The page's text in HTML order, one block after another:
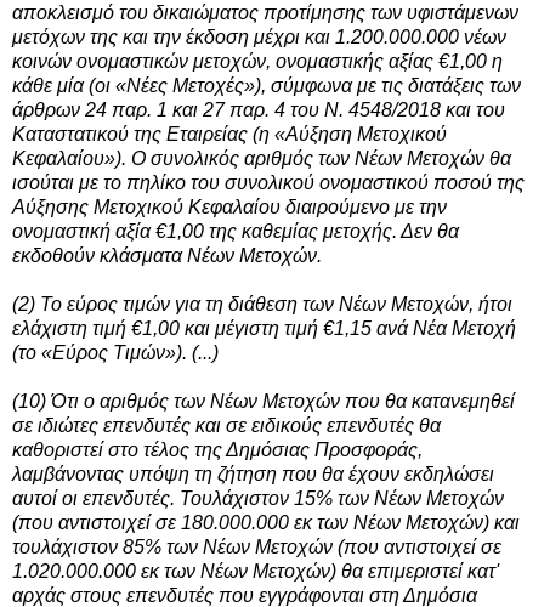
αποκλεισμό του δικαιώματος προτίμησης των υφιστάμενων
μετόχων της και την έκδοση μέχρι και 1.200.000.000 νέων
κοινών ονομαστικών μετοχών, ονομαστικής αξίας €1,00 η
κάθε μία (οι «Νέες Μετοχές»), σύμφωνα με τις διατάξεις των
άρθρων 24 παρ. 1 και 27 παρ. 4 του Ν. 4548/2018 και του
Καταστατικού της Εταιρείας (η «Αύξηση Μετοχικού
Κεφαλαίου»). Ο συνολικός αριθμός των Νέων Μετοχών θα
ισούται με το πηλίκο του συνολικού ονομαστικού ποσού της
Αύξησης Μετοχικού Κεφαλαίου διαιρούμενο με την
ονομαστική αξία €1,00 της καθεμίας μετοχής. Δεν θα
εκδοθούν κλάσματα Νέων Μετοχών.
(2) Το εύρος τιμών για τη διάθεση των Νέων Μετοχών, ήτοι
ελάχιστη τιμή €1,00 και μέγιστη τιμή €1,15 ανά Νέα Μετοχή
(το «Εύρος Τιμών»). (...)
(10) Ότι ο αριθμός των Νέων Μετοχών που θα κατανεμηθεί
σε ιδιώτες επενδυτές και σε ειδικούς επενδυτές θα
καθοριστεί στο τέλος της Δημόσιας Προσφοράς,
λαμβάνοντας υπόψη τη ζήτηση που θα έχουν εκδηλώσει
αυτοί οι επενδυτές. Τουλάχιστον 15% των Νέων Μετοχών
(που αντιστοιχεί σε 180.000.000 εκ των Νέων Μετοχών) και
τουλάχιστον 85% των Νέων Μετοχών (που αντιστοιχεί σε
1.020.000.000 εκ των Νέων Μετοχών) θα επιμεριστεί κατ'
αρχάς στους επενδυτές που εγγράφονται στη Δημόσια